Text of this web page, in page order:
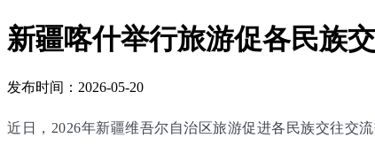
新疆喀什举行旅游促各民族
发布时间：2026-05-20
近日，2026年新疆维吾尔自治区旅游促进各民族交往交